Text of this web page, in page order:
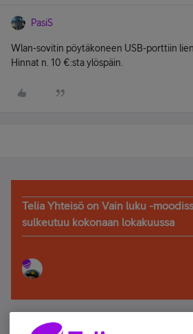
PasiS
Wlan-sovitin pöytäkoneen USB-porttiin
Hinnat n. 10 €:sta ylöspäin.
Telia Yhteisö on Vain luku -
sulkeutuu kokonaan lokakuussa